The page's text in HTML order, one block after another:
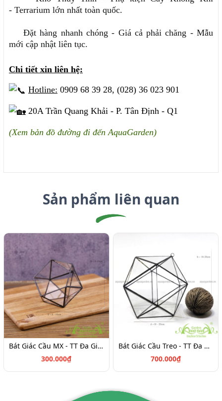
- Terrarium lớn nhất toàn quốc.
Đặt hàng nhanh chóng - Giá cả phải chăng - Mẫu
mới cập nhật liên tục.
Chi tiết xin liên hệ:
Hotline: 0909 68 39 28, (028) 36 023 901
20A Trần Quang Khải - P. Tân Định - Q1
(Xem bản đồ đường đi đến AquaGarden)
Sản phẩm liên quan
Bát Giác Cầu MX - TT Đa Giác
300.000₫
Bát Giác Cầu Treo - TT Đa Giác
700.000₫